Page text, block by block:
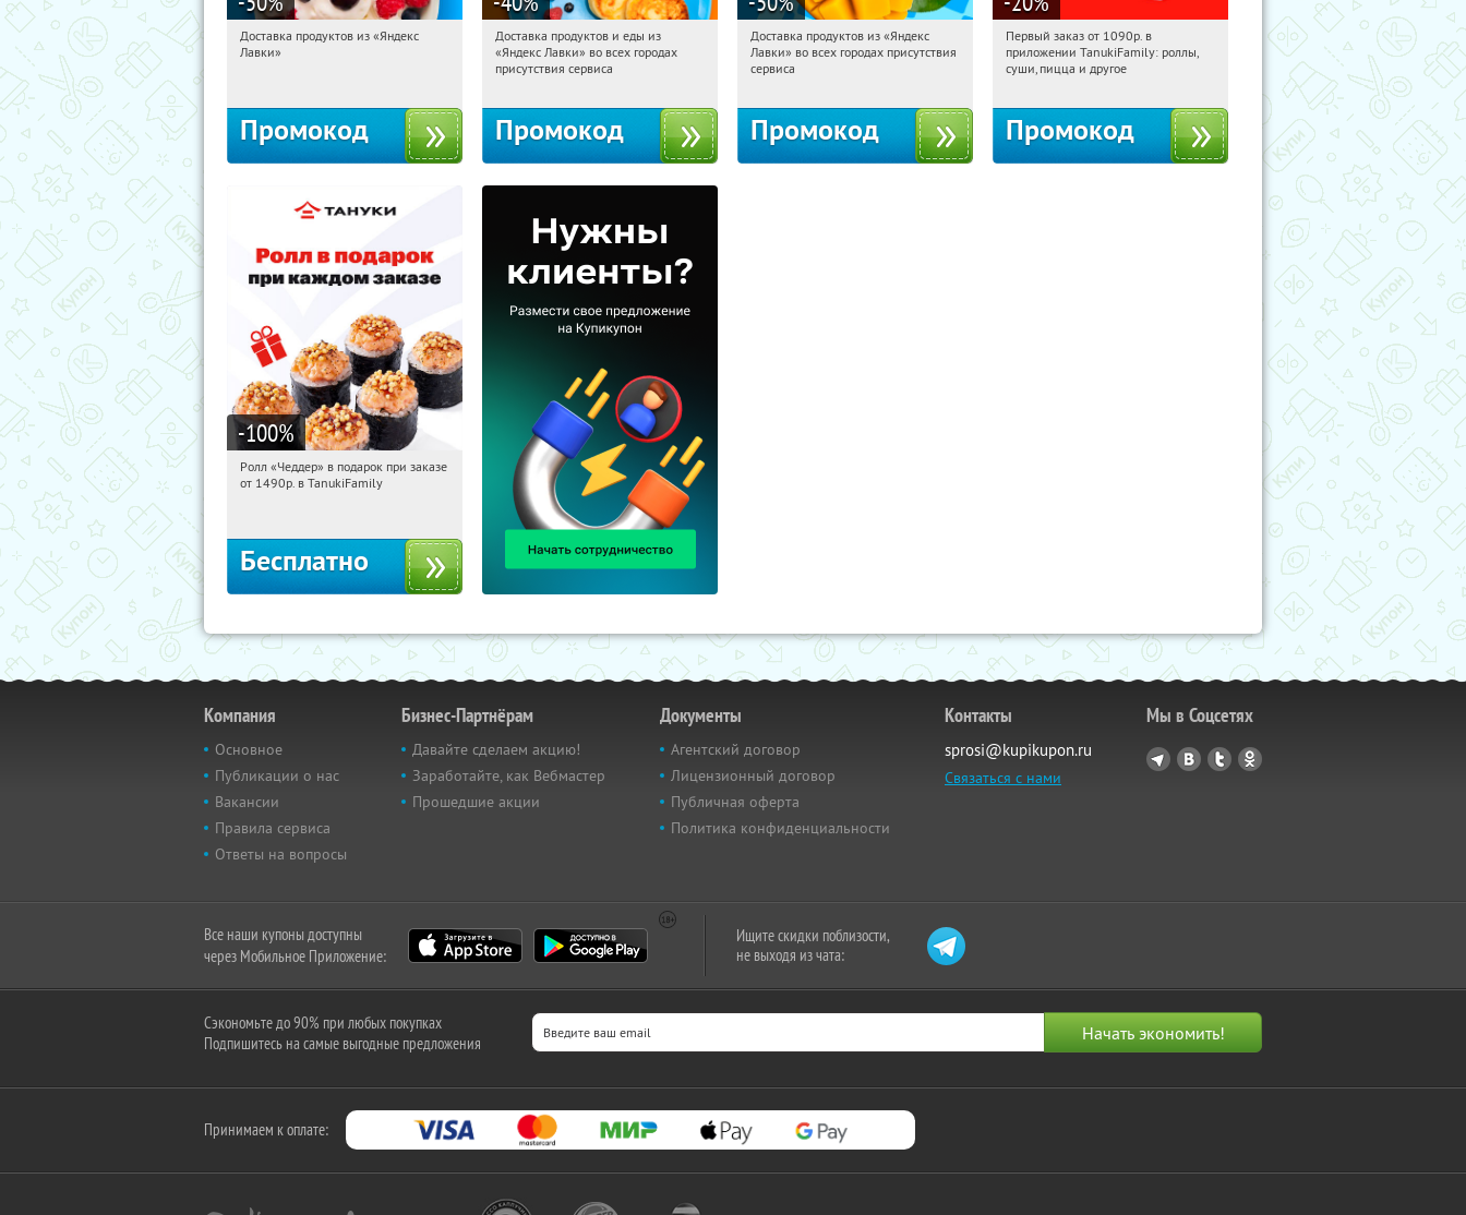
19:58:03 Получили:
Доставка продуктов из «Яндекс
Лавки»
Промокод
19:58:03 Получили:
Россия
Доставка продуктов и еды из
«Яндекс Лавки» во всех городах
присутствия сервиса
Промокод
19:58:03 Получили:
Россия
Доставка продуктов из «Яндекс
Лавки» во всех городах присутствия
сервиса
Промокод
19:58:03 Получили:
Россия
Первый заказ от 1090р. в
приложении TanukiFamily: роллы,
суши, пицца и другое
Промокод
-100%
19:58:03 Получили:108
Ролл «Чеддер» в подарок при заказе
от 1490р. в TanukiFamily
Бесплатно
Компания
Основное
Публикации о нас
Вакансии
Правила сервиса
Ответы на вопросы
Бизнес-Партнёрам
Давайте сделаем акцию!
Заработайте, как Вебмастер
Прошедшие акции
Документы
Агентский договор
Лицензионный договор
Публичная оферта
Политика конфиденциальности
Контакты
sprosi@kupikupon.ru
Связаться с нами
Мы в Соцсетях
Все наши купоны доступны
через Мобильное Приложение:
Ищите скидки поблизости,
не выходя из чата:
Сэкономьте до 90% при любых покупках
Подпишитесь на самые выгодные предложения
Принимаем к оплате: